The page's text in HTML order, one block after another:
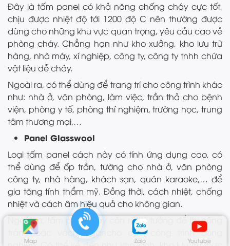
Map Zalo Youtube
Đây là tấm panel có khả năng chống cháy cực tốt,
chịu được nhiệt độ tới 1200 độ C nên thường được
dùng cho những khu vực quan trọng, yêu cầu cao về
phòng cháy. Chẳng hạn như kho xưởng, kho lưu trữ
hàng, nhà máy, xí nghiệp, công ty, công ty tnhh chứa
vật liệu dễ cháy.
Ngoài ra, có thể dùng để trang trí cho công trình khác
như: nhà ở, văn phòng, làm việc, trần thả cho bệnh
viện, phòng y tế, phòng thí nghiệm, trường học, trung
tâm thương mại,…
Panel Glasswool
Loại tấm panel cách này có tính ứng dụng cao, có
thể dùng để ốp trần, tường cho nhà ở, văn phòng
công ty, nhà hàng, khách sạn, quán karaoke,… để
gia tăng tính thẩm mỹ. Đồng thời, cách nhiệt, chống
nhiệt và cách âm hiệu quả cho không gian.
Ngoài ra, tấm panel này còn rất lý tưởng để thi công
trần hoặc vách ngăncho các công trình công